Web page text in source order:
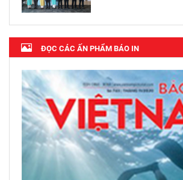
ĐỌC CÁC ẤN PHẨM BÁO IN